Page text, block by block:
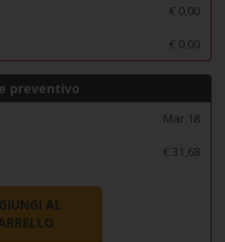
€ 0,00
€ 0,00
preventivo
Mar 18
€ 31,68
AL